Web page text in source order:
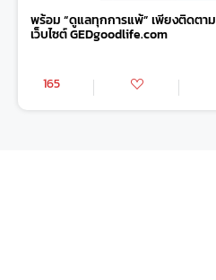
พร้อม “ดูแลทุกการแพ้” เพียงติดตาม
เว็บไซต์ GEDgoodlife.com
165